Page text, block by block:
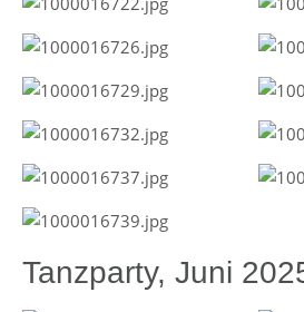
Tanzparty, Juni